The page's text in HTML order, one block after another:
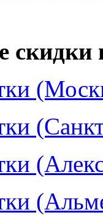
скидки